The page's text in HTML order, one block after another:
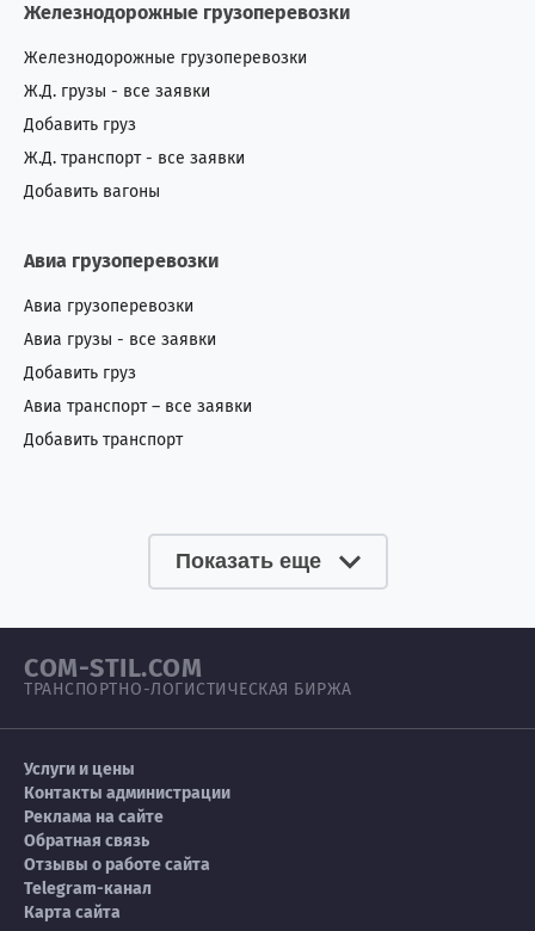
Железнодорожные грузоперевозки
Железнодорожные грузоперевозки
Ж.Д. грузы - все заявки
Добавить груз
Ж.Д. транспорт - все заявки
Добавить вагоны
Авиа грузоперевозки
Авиа грузоперевозки
Авиа грузы - все заявки
Добавить груз
Авиа транспорт – все заявки
Добавить транспорт
Показать еще
COM-STIL.COM
ТРАНСПОРТНО-ЛОГИСТИЧЕСКАЯ БИРЖА
Услуги и цены
Контакты администрации
Реклама на сайте
Обратная связь
Отзывы о работе сайта
Telegram-канал
Карта сайта